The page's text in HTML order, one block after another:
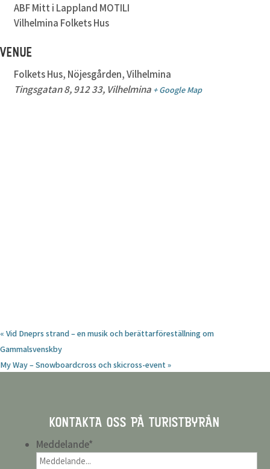
ABF Mitt i Lappland MOTILI
Vilhelmina Folkets Hus
VENUE
Folkets Hus, Nöjesgården, Vilhelmina
Tingsgatan 8, 912 33, Vilhelmina + Google Map
« Vid Dneprs strand – en musik och berättarföreställning om
Gammalsvenskby
My Way – Snowboardcross och skicross-event »
KONTAKTA OSS PÅ TURISTBYRÅN
Meddelande*